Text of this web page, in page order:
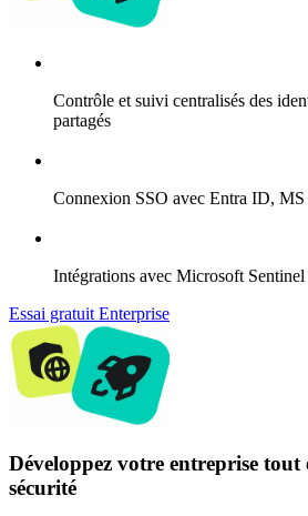
Contrôle et suivi centralisés des
partagés
Connexion SSO avec Entra ID,
Intégrations avec Microsoft
Essai gratuit Enterprise
Développez votre entreprise tout
sécurité